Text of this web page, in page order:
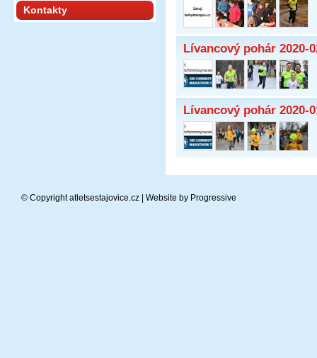
Kontakty
Lívancový pohár 2020-
Lívancový pohár 2020-
© Copyright atletsestajovice.cz | Website by Progressive